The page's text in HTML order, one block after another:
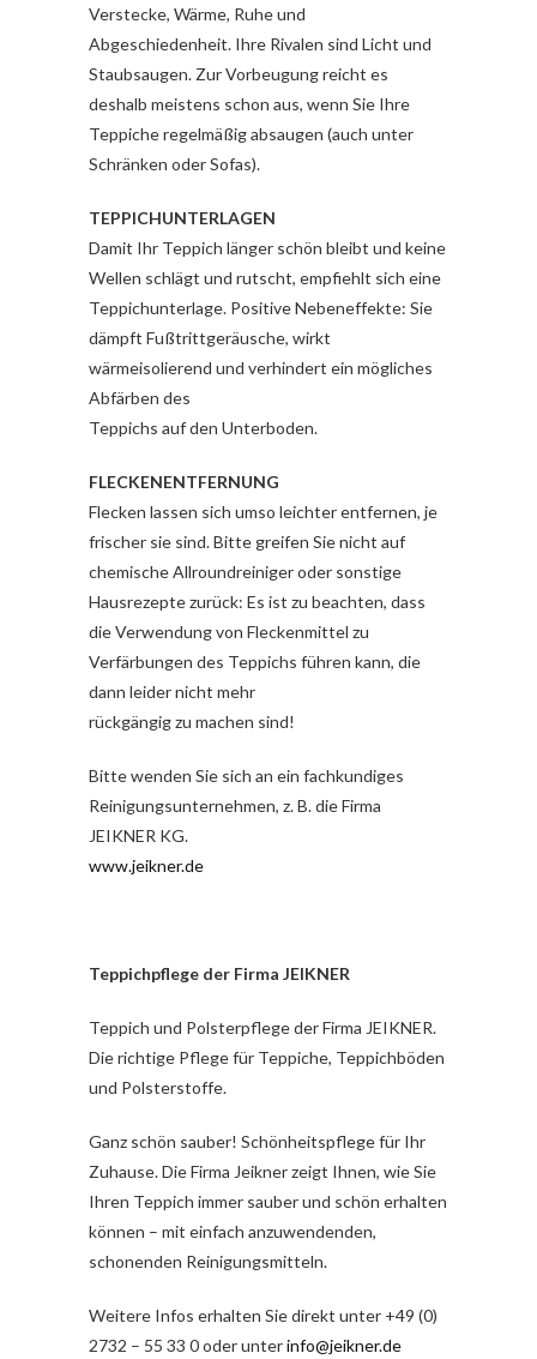
Verstecke, Wärme, Ruhe und
Abgeschiedenheit. Ihre Rivalen sind Licht und
Staubsaugen. Zur Vorbeugung reicht es
deshalb meistens schon aus, wenn Sie Ihre
Teppiche regelmäßig absaugen (auch unter
Schränken oder Sofas).
TEPPICHUNTERLAGEN
Damit Ihr Teppich länger schön bleibt und keine
Wellen schlägt und rutscht, empfiehlt sich eine
Teppichunterlage. Positive Nebeneffekte: Sie
dämpft Fußtrittgeräusche, wirkt
wärmeisolierend und verhindert ein mögliches
Abfärben des
Teppichs auf den Unterboden.
FLECKENENTFERNUNG
Flecken lassen sich umso leichter entfernen, je
frischer sie sind. Bitte greifen Sie nicht auf
chemische Allroundreiniger oder sonstige
Hausrezepte zurück: Es ist zu beachten, dass
die Verwendung von Fleckenmittel zu
Verfärbungen des Teppichs führen kann, die
dann leider nicht mehr
rückgängig zu machen sind!
Bitte wenden Sie sich an ein fachkundiges
Reinigungsunternehmen, z. B. die Firma
JEIKNER KG.
www.jeikner.de
Teppichpflege der Firma JEIKNER
Teppich und Polsterpflege der Firma JEIKNER.
Die richtige Pflege für Teppiche, Teppichböden
und Polsterstoffe.
Ganz schön sauber! Schönheitspflege für Ihr
Zuhause. Die Firma Jeikner zeigt Ihnen, wie Sie
Ihren Teppich immer sauber und schön erhalten
können – mit einfach anzuwendenden,
schonenden Reinigungsmitteln.
Weitere Infos erhalten Sie direkt unter +49 (0)
2732 – 55 33 0 oder unterinfo@jeikner.de